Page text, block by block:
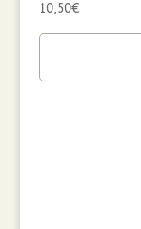
10,50€